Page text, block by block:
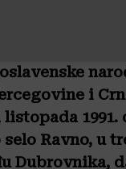
i
1991.
selo Ravno, u
Dubrovnika,